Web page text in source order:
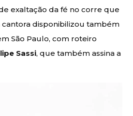
exaltação da fé no corre que
cantora disponibilizou também
São Paulo, com roteiro
Sassi, que também assina a